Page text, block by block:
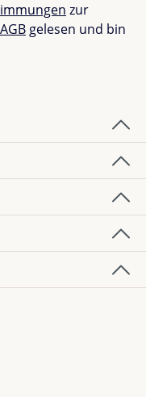
Sprache anzeigen.
mit 5 von 5 Sternen
zur
AGB gelesen und bin